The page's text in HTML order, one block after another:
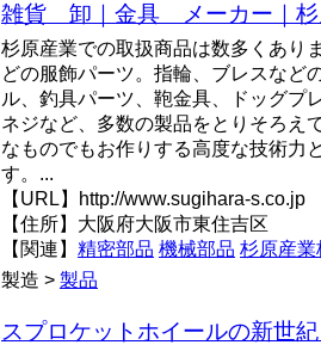
雑貨 卸｜金具 メーカー｜杉
杉原産業での取扱商品は数多くあり
どの服飾パーツ。指輪、ブレスなど
ル、釣具パーツ、鞄金具、ドッグプ
ネジなど、多数の製品をとりそろえ
なものでもお作りする高度な技術力
す。...
【URL】http://www.sugihara-s.co.jp
【住所】大阪府大阪市東住吉区
【関連】 精密部品 機械部品 杉原産業
製造 > 製品
スプロケットホイールの新世